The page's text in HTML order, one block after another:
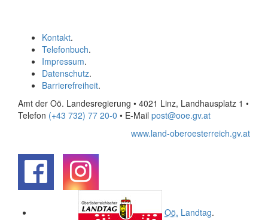
Kontakt.
Telefonbuch.
Impressum.
Datenschutz.
Barrierefreiheit.
Amt der Oö. Landesregierung • 4021 Linz, Landhausplatz 1 •
Telefon (+43 732) 77 20-0 • E-Mail post@ooe.gv.at
www.land-oberoesterreich.gv.at
Oö. Landtag.